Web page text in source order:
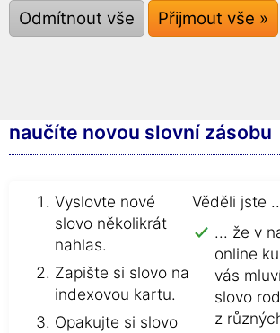
To vám pomůže, pokud právě
armensko- překladu.
naučíte novou slovní zásobu
Vyslovte nové
slovo několikrát
nahlas.
Zapište si slovo na
indexovou kartu.
Opakujte si slovo
Věděli jste
... že v
online
vás
slovo
z
Odmítnout vše Přijmout vše »